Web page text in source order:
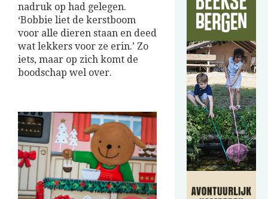
nadruk op had gelegen.
‘Bobbie liet de kerstboom
voor alle dieren staan en deed
wat lekkers voor ze erin.’ Zo
iets, maar op zich komt de
boodschap wel over.